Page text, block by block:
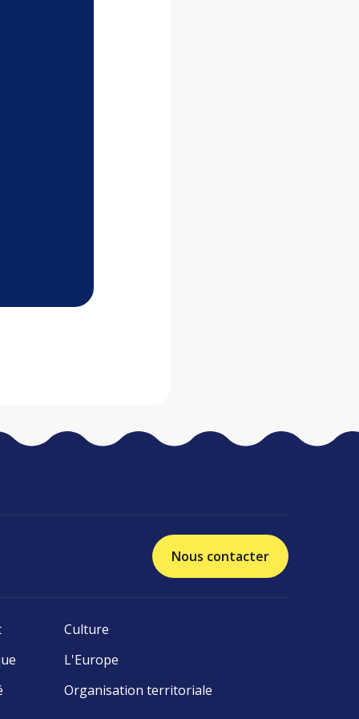
Nous contacter
Culture
L'Europe
Organisation territoriale